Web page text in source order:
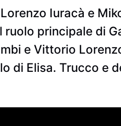
Iuracà e
principale di
e Vittorio
di Elisa. Trucco e